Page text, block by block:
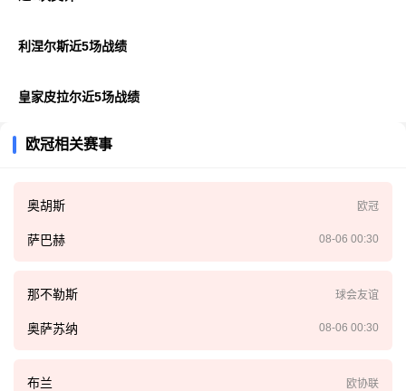
利涅尔斯近5场战绩
皇家皮拉尔近5场战绩
欧冠相关赛事
奥胡斯 欧冠
萨巴赫 08-06 00:30
那不勒斯 球会友谊
奥萨苏纳 08-06 00:30
布兰 欧协联